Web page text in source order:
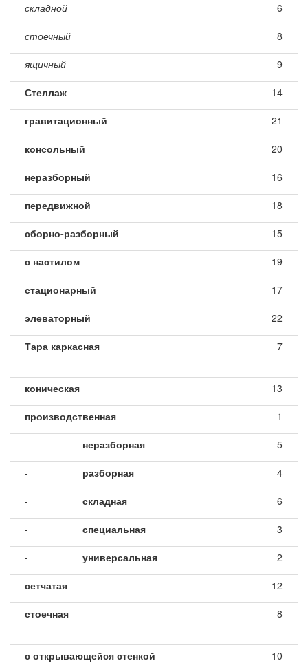
складной 6
стоечный 8
ящичный 9
Стеллаж 14
гравитационный 21
консольный 20
неразборный 16
передвижной 18
сборно-разборный 15
с настилом 19
стационарный 17
элеваторный 22
Тара каркасная 7
коническая 13
производственная 1
- неразборная 5
- разборная 4
- складная 6
- специальная 3
- универсальная 2
сетчатая 12
стоечная 8
с открывающейся стенкой 10